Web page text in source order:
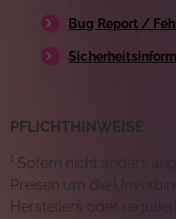
Bug Report /
PFLICHTHINWEISE
¹ Sofern nicht anders
Preisen um die
Herstellers oder